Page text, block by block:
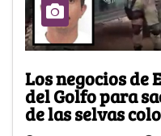
Los negocios de
del Golfo para
de las selvas